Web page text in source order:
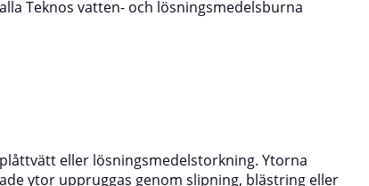
Teknos vatten- och lösningsmedelsburna
eller lösningsmedelstorkning. Ytorna
ytor uppruggas genom slipning, blästring eller